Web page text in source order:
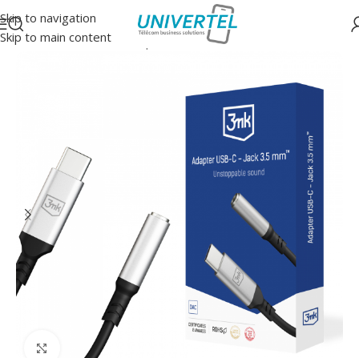
Skip to navigation
Skip to main content
Accueil/Accessoires
Click to enlarge